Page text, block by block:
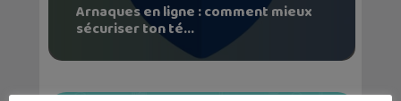
Arnaques en ligne : comment mieux
sécuriser ton té...